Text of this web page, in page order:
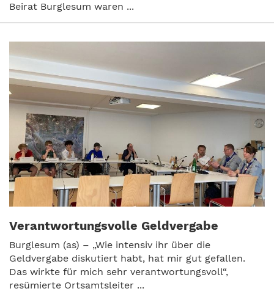
Beirat Burglesum waren ...
Verantwortungsvolle Geldvergabe
Burglesum (as) – „Wie intensiv ihr über die
Geldvergabe diskutiert habt, hat mir gut gefallen.
Das wirkte für mich sehr verantwortungsvoll“,
resümierte Ortsamtsleiter ...